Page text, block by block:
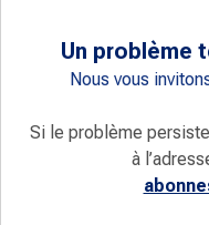
Un problème
Nous vous
Si le problème
à